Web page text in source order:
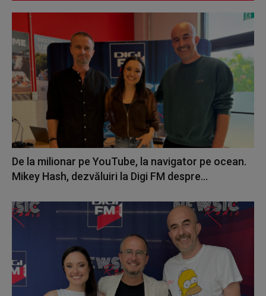
De la milionar pe YouTube, la navigator pe ocean.
Mikey Hash, dezvăluiri la Digi FM despre...